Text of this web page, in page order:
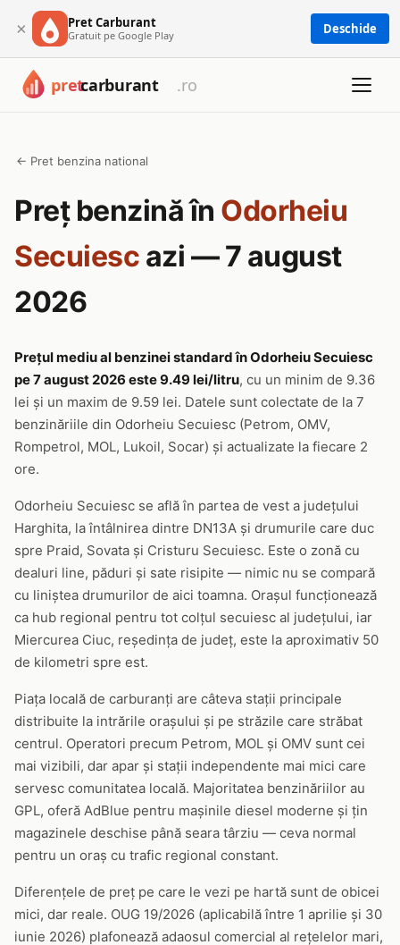
× Pret Carburant
Gratuit pe Google Play Deschide
← Pret benzina national
Preț benzină în Odorheiu
Secuiesc azi — 7 august
2026
Prețul mediu al benzinei standard în Odorheiu Secuiesc
pe 7 august 2026 este 9.49 lei/litru, cu un minim de 9.36
lei și un maxim de 9.59 lei. Datele sunt colectate de la 7
benzinăriile din Odorheiu Secuiesc (Petrom, OMV,
Rompetrol, MOL, Lukoil, Socar) și actualizate la fiecare 2
ore.
Odorheiu Secuiesc se află în partea de vest a județului
Harghita, la întâlnirea dintre DN13A și drumurile care duc
spre Praid, Sovata și Cristuru Secuiesc. Este o zonă cu
dealuri line, păduri și sate risipite — nimic nu se compară
cu liniștea drumurilor de aici toamna. Orașul funcționează
ca hub regional pentru tot colțul secuiesc al județului, iar
Miercurea Ciuc, reședința de județ, este la aproximativ 50
de kilometri spre est.
Piața locală de carburanți are câteva stații principale
distribuite la intrările orașului și pe străzile care străbat
centrul. Operatori precum Petrom, MOL și OMV sunt cei
mai vizibili, dar apar și stații independente mai mici care
servesc comunitatea locală. Majoritatea benzinăriilor au
GPL, oferă AdBlue pentru mașinile diesel moderne și țin
magazinele deschise până seara târziu — ceva normal
pentru un oraș cu trafic regional constant.
Diferențele de preț pe care le vezi pe hartă sunt de obicei
mici, dar reale. OUG 19/2026 (aplicabilă între 1 aprilie și 30
iunie 2026) plafonează adaosul comercial al rețelelor mari,